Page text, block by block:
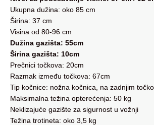
Ukupna dužina: oko 85 cm
Širina: 37 cm
Visina od 80-96 cm
Dužina gazišta: 55cm
Širina gazišta: 10cm
Prečnici točkova: 20cm
Razmak između točkova: 67cm
Tip kočnice: nožna kočnica, na zadnjim
Maksimalna težina opterećenja: 50 kg
Neklizajuće gazište za sigurnost u vožnji
Težina trotineta: oko 3,5 kg